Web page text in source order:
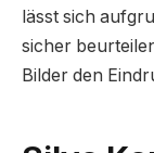
lässt sich
sicher
Bilder den